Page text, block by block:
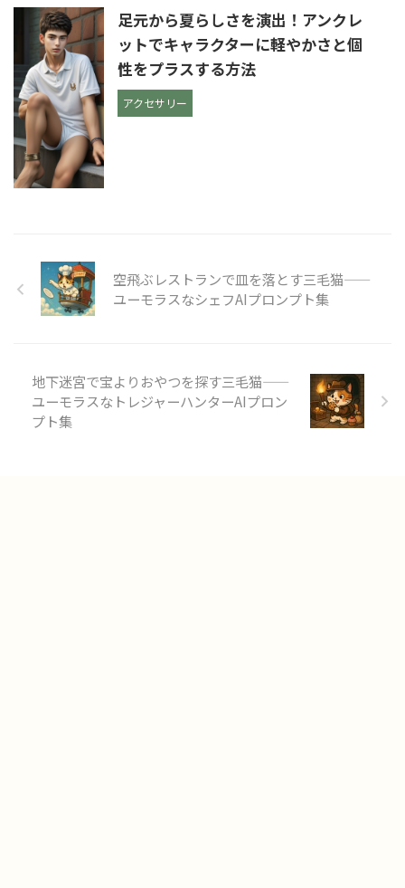
足元から夏らしさを演出！アンクレ
ットでキャラクターに軽やかさと個
性をプラスする方法
アクセサリー
空飛ぶレストランで皿を落とす三毛猫——
ユーモラスなシェフAIプロンプト集
地下迷宮で宝よりおやつを探す三毛猫——
ユーモラスなトレジャーハンターAIプロン
プト集